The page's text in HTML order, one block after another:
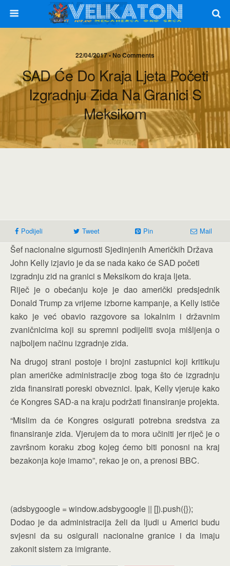
22/04/2017 • No Comments
SAD Će Do Kraja Ljeta Početi
Izgradnju Zida Na Granici S
Meksikom
Podijeli Tweet Pin Mail
Šef nacionalne sigurnosti Sjedinjenih Američkih Država
John Kelly izjavio je da se nada kako će SAD početi
izgradnju zid na granici s Meksikom do kraja ljeta.
Riječ je o obećanju koje je dao američki predsjednik
Donald Trump za vrijeme izborne kampanje, a Kelly ističe
kako je već obavio razgovore sa lokalnim i državnim
zvaničnicima koji su spremni podijeliti svoja mišljenja o
najboljem načinu izgradnje zida.
Na drugoj strani postoje i brojni zastupnici koji kritikuju
plan američke administracije zbog toga što će izgradnju
zida finansirati poreski obveznici. Ipak, Kelly vjeruje kako
će Kongres SAD-a na kraju podržati finansiranje projekta.
“Mislim da će Kongres osigurati potrebna sredstva za
finansiranje zida. Vjerujem da to mora učiniti jer riječ je o
završnom koraku zbog kojeg ćemo biti ponosni na kraj
bezakonja koje imamo”, rekao je on, a prenosi BBC.
(adsbygoogle = window.adsbygoogle || []).push({});
Dodao je da administracija želi da ljudi u Americi budu
svjesni da su osigurali nacionalne granice i da imaju
zakonit sistem za imigrante.